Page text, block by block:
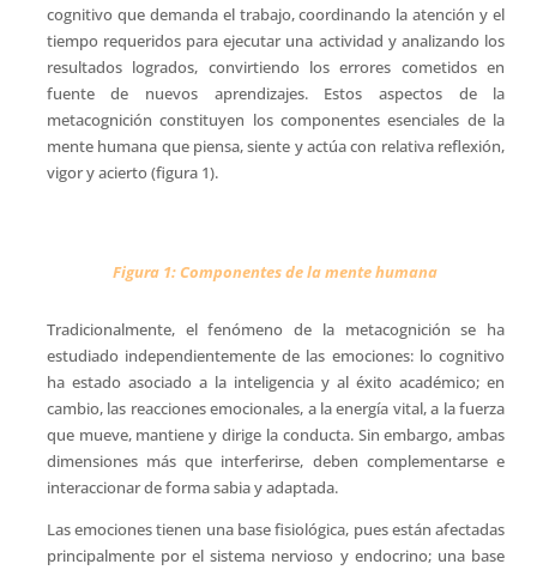
cognitivo que demanda el trabajo, coordinando la atención y el
tiempo requeridos para ejecutar una actividad y analizando los
resultados logrados, convirtiendo los errores cometidos en
fuente de nuevos aprendizajes. Estos aspectos de la
metacognición constituyen los componentes esenciales de la
mente humana que piensa, siente y actúa con relativa reflexión,
vigor y acierto (figura 1).
Figura 1: Componentes de la mente humana
Tradicionalmente, el fenómeno de la metacognición se ha
estudiado independientemente de las emociones: lo cognitivo
ha estado asociado a la inteligencia y al éxito académico; en
cambio, las reacciones emocionales, a la energía vital, a la fuerza
que mueve, mantiene y dirige la conducta. Sin embargo, ambas
dimensiones más que interferirse, deben complementarse e
interaccionar de forma sabia y adaptada.
Las emociones tienen una base fisiológica, pues están afectadas
principalmente por el sistema nervioso y endocrino; una base